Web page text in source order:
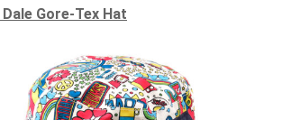
Gore-Tex Hat